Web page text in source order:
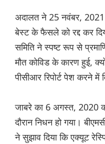
अदालत ने 25 नवंबर,
बेस्ट के फैसले को रद्द कर
समिति ने स्पष्ट रूप से
मौत कोविड के कारण हुई,
पीसीआर रिपोर्ट पेश करने में
जाबरे का 6 अगस्त, 2020
दौरान निधन हो गया।
ने सुझाव दिया कि एक्यूट